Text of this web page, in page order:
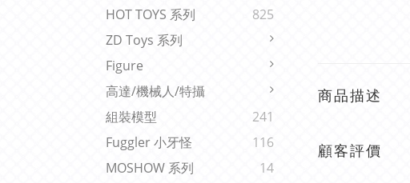
HOT TOYS 系列
825
ZD Toys 系列
Figure
高達/機械人/特攝
組裝模型
241
Fuggler 小牙怪
116
MOSHOW 系列
14
商品描述
顧客評價